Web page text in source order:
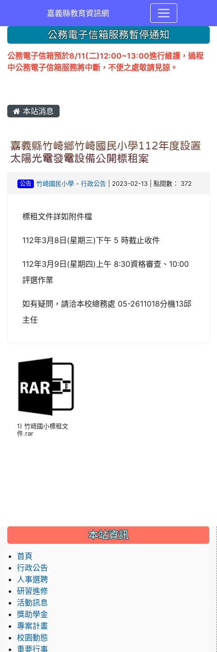
嘉義縣教育資訊網
公務電子信箱服務暫停通知
公務電子信箱預於8/11(二)12:00~13:00進行維護，過程
中公務電子信箱服務將中斷，不便之處敬請見諒。
本站消息
嘉義縣竹崎鄉竹崎國民小學112年度設置
太陽光電發電設備公開標租案
公告 竹崎國民小學- 行政公告 | 2023-02-13 | 點閱數： 372
標租文件詳如附件檔
112年3月 8 日 (星期三)下午 5 時截止收件
112年3月 9 日 (星期四) 上午 8:30資格審查、 10:00
評選作業
如有疑問，請洽本校總務處 05-2611018分機13 邱
主任
1) 竹崎國小標租文
件.rar
本站資訊
首頁
行政公告
人事選聘
研習進修
活動訊息
獎助學金
專案計畫
校園動態
重要行事